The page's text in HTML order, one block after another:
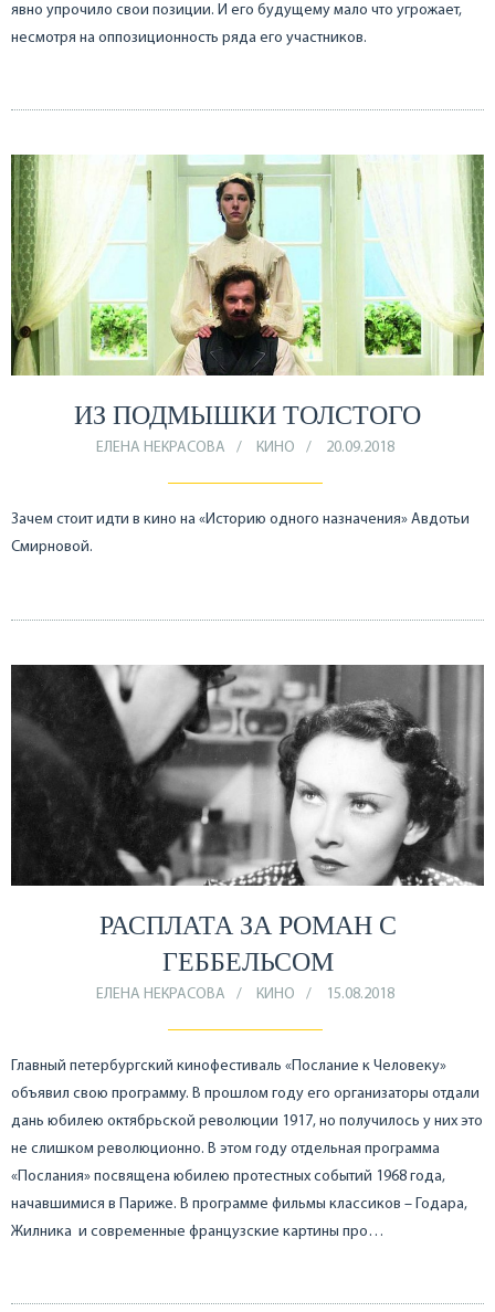
явно упрочило свои позиции. И его будущему мало что угрожает,
несмотря на оппозиционность ряда его участников.
ИЗ ПОДМЫШКИ ТОЛСТОГО
ЕЛЕНА НЕКРАСОВА КИНО 20.09.2018
Зачем стоит идти в кино на «Историю одного назначения» Авдотьи
Смирновой.
РАСПЛАТА ЗА РОМАН С
ГЕББЕЛЬСОМ
ЕЛЕНА НЕКРАСОВА КИНО 15.08.2018
Главный петербургский кинофестиваль «Послание к Человеку»
объявил свою программу. В прошлом году его организаторы отдали
дань юбилею октябрьской революции 1917, но получилось у них это
не слишком революционно. В этом году отдельная программа
«Послания» посвящена юбилею протестных событий 1968 года,
начавшимися в Париже. В программе фильмы классиков – Годара,
Жилника и современные французские картины про…